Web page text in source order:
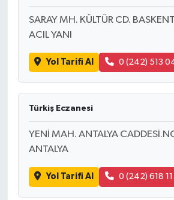
SARAY MH. KÜLTÜR CD.
ACIL YANI
Yol Tarifi Al 0 (242) 513
Türkiş Eczanesi
YENİ MAH. ANTALYA
ANTALYA
Yol Tarifi Al 0 (242) 618